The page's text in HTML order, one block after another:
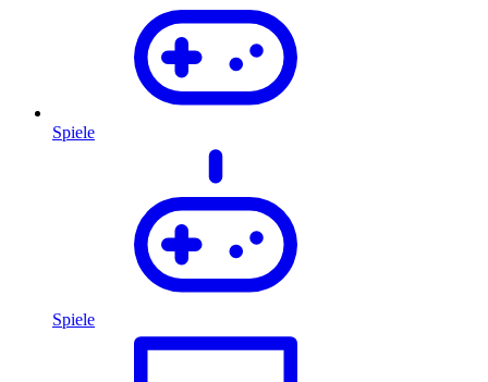
Spiele
Spiele